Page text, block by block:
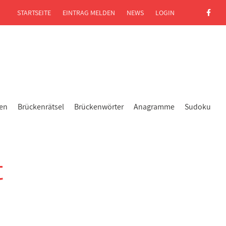
Brückenrätsel Brückenwörter Anagramme Sudoku
STARTSEITE EINTRAG MELDEN NEWS LOGIN